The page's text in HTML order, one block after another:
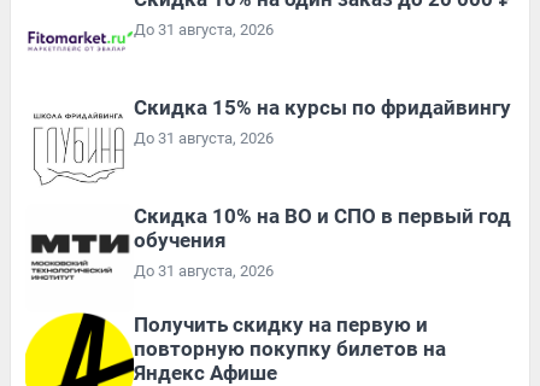
До 31 августа, 2026
Скидка 15% на курсы по фридайвингу
До 31 августа, 2026
Скидка 10% на ВО и СПО в первый год
обучения
До 31 августа, 2026
Получить скидку на первую и
повторную покупку билетов на
Яндекс Афише